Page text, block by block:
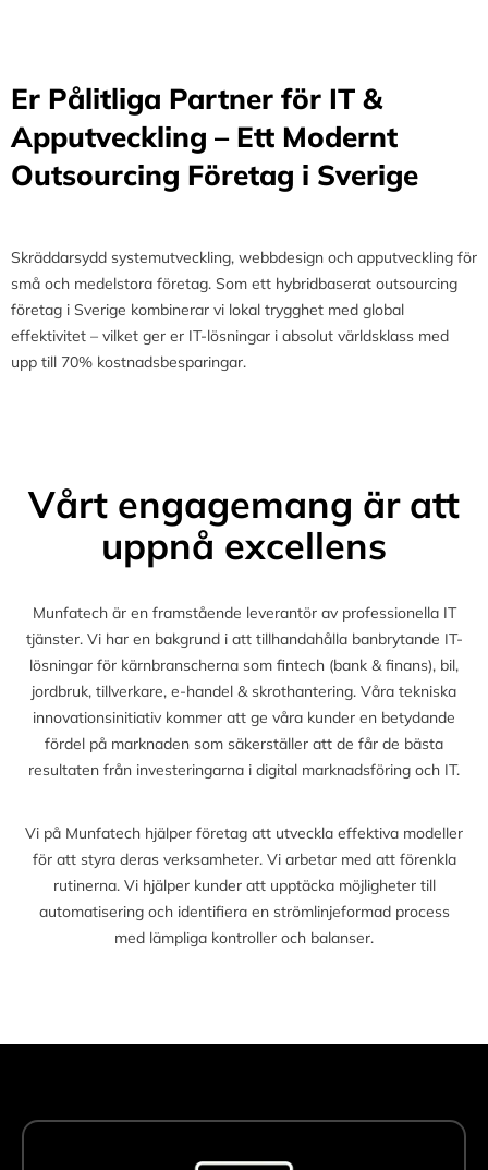
Er Pålitliga Partner för IT &
Apputveckling – Ett Modernt
Outsourcing Företag i Sverige
Skräddarsydd systemutveckling, webbdesign och apputveckling för
små och medelstora företag. Som ett hybridbaserat outsourcing
företag i Sverige kombinerar vi lokal trygghet med global
effektivitet – vilket ger er IT-lösningar i absolut världsklass med
upp till 70% kostnadsbesparingar.
Vårt engagemang är att
uppnå excellens
Munfatech är en framstående leverantör av professionella IT
tjänster. Vi har en bakgrund i att tillhandahålla banbrytande IT-
lösningar för kärnbranscherna som fintech (bank & finans), bil,
jordbruk, tillverkare, e-handel & skrothantering. Våra tekniska
innovationsinitiativ kommer att ge våra kunder en betydande
fördel på marknaden som säkerställer att de får de bästa
resultaten från investeringarna i digital marknadsföring och IT.
Vi på Munfatech hjälper företag att utveckla effektiva modeller
för att styra deras verksamheter. Vi arbetar med att förenkla
rutinerna. Vi hjälper kunder att upptäcka möjligheter till
automatisering och identifiera en strömlinjeformad process
med lämpliga kontroller och balanser.